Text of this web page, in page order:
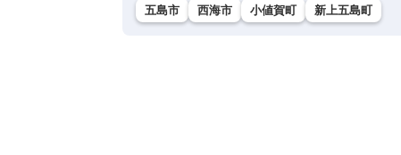
五島市 西海市 小値賀町 新上五島町